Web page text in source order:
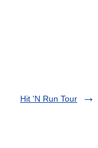
Hit 'N Run Tour